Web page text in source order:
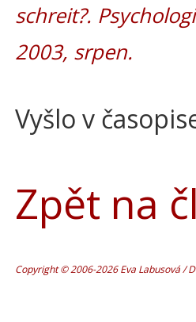
schreit?.
2003, srpen.
Vyšlo v
Zpět na
Copyright © 2006-2026 Eva Labusová /